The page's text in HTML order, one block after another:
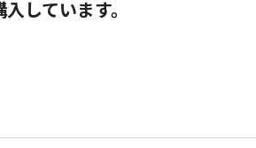
しています。